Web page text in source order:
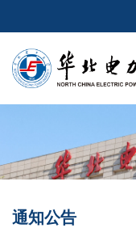
通知公告